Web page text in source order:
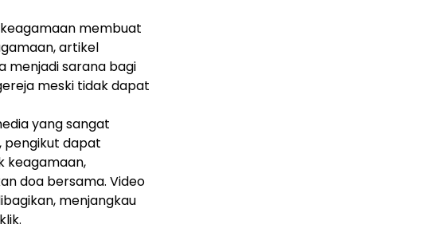
membuat
artikel
menjadi sarana bagi
meski tidak dapat
yang sangat
pengikut dapat
keagamaan,
doa bersama. Video
menjangkau